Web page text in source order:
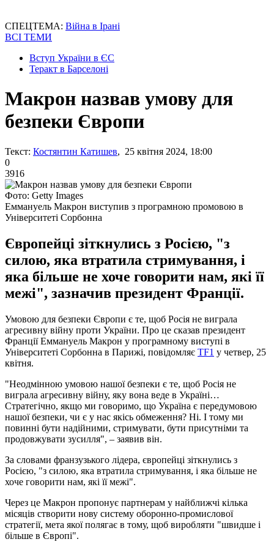
СПЕЦТЕМА: Війна в Ірані
ВСІ ТЕМИ
Вступ України в ЄС
Теракт в Барселоні
Макрон назвав умову для
безпеки Європи
Текст: Костянтин Катишев, 25 квітня 2024, 18:00
0
3916
Фото: Getty Images
Еммануель Макрон виступив з програмною промовою в
Університеті Сорбонна
Європейці зіткнулись з Росією, "з
силою, яка втратила стримування, і
яка більше не хоче говорити нам, які її
межі", зазначив президент Франції.
Умовою для безпеки Європи є те, щоб Росія не виграла
агресивну війну проти України. Про це сказав президент
Франції Еммануель Макрон у програмному виступі в
Університеті Сорбонна в Парижі, повідомляє TF1 у четвер, 25
квітня.
"Неодмінною умовою нашої безпеки є те, щоб Росія не
виграла агресивну війну, яку вона веде в Україні…
Стратегічно, якщо ми говоримо, що Україна є передумовою
нашої безпеки, чи є у нас якісь обмеження? Ні. І тому ми
повинні бути надійними, стримувати, бути присутніми та
продовжувати зусилля", – заявив він.
За словами франзузького лідера, європейці зіткнулись з
Росією, "з силою, яка втратила стримування, і яка більше не
хоче говорити нам, які її межі".
Через це Макрон пропонує партнерам у найближчі кілька
місяців створити нову систему оборонно-промислової
стратегії, мета якої полягає в тому, щоб виробляти "швидше і
більше в Європі".